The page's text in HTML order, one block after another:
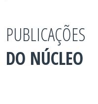
PUBLICAÇÕES
DO NÚCLEO